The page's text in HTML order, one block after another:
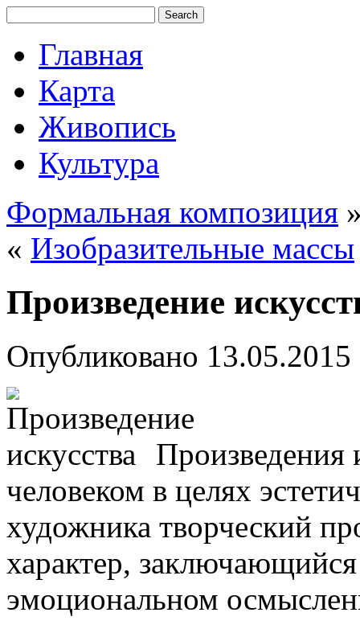
Главная
Карта
Живопись
Культура
Формальная композиция
« Изобразительные массы
Произведение
Опубликовано 13.05.2015
Произведения
человеком в целях
художника творческий
характер,
эмоциональном